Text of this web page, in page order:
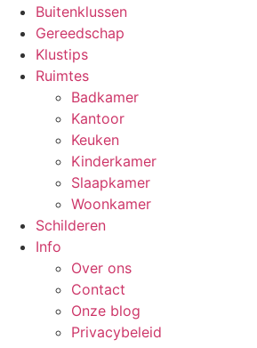
Buitenklussen
Gereedschap
Klustips
Ruimtes
Badkamer
Kantoor
Keuken
Kinderkamer
Slaapkamer
Woonkamer
Schilderen
Info
Over ons
Contact
Onze blog
Privacybeleid